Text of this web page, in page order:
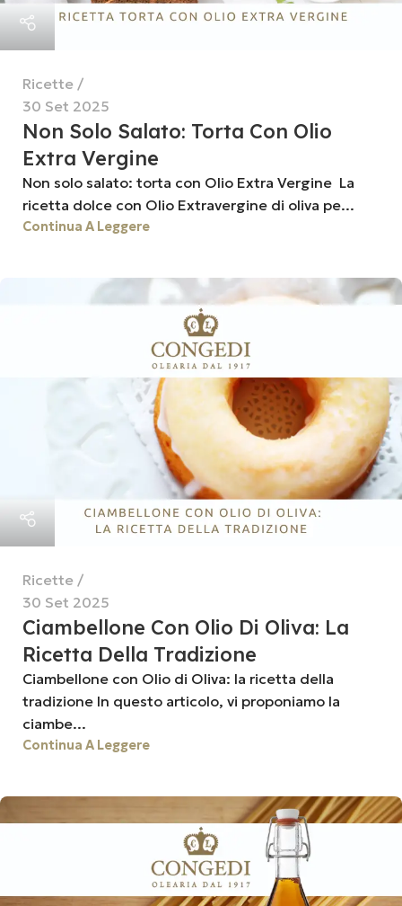
Ricette
30 Set 2025
Non Solo Salato: Torta Con Olio
Extra Vergine
Non solo salato: torta con Olio Extra Vergine La
ricetta dolce con Olio Extravergine di oliva pe...
Continua A Leggere
Ricette
30 Set 2025
Ciambellone Con Olio Di Oliva: La
Ricetta Della Tradizione
Ciambellone con Olio di Oliva: la ricetta della
tradizione In questo articolo, vi proponiamo la
ciambe...
Continua A Leggere